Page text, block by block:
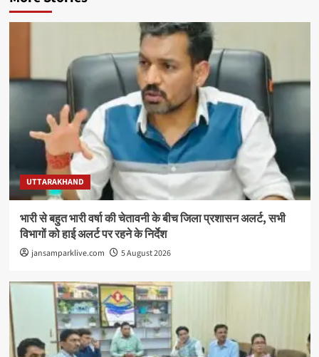
UTTARAKHAND
भारी से बहुत भारी वर्षा की चेतावनी के बीच जिला प्रशासन अलर्ट, सभी
विभागों को हाई अलर्ट पर रहने के निर्देश
jansamparklive.com 5 August 2026